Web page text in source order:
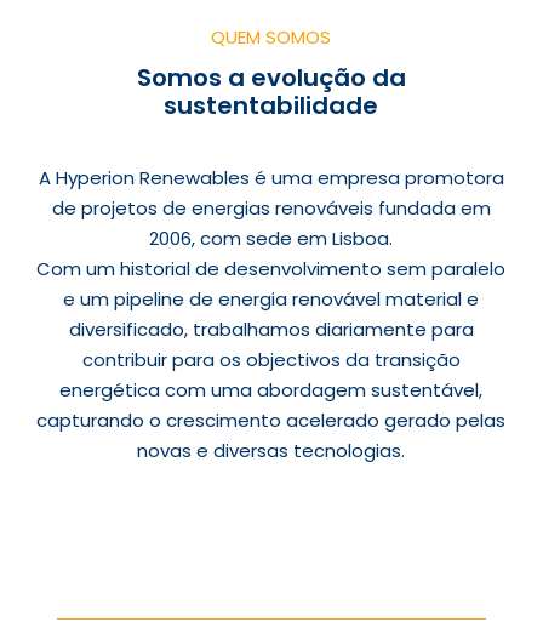
QUEM SOMOS
Somos a evolução da
sustentabilidade
A Hyperion Renewables é uma empresa promotora
de projetos de energias renováveis fundada em
2006, com sede em Lisboa.
Com um historial de desenvolvimento sem paralelo
e um pipeline de energia renovável material e
diversificado, trabalhamos diariamente para
contribuir para os objectivos da transição
energética com uma abordagem sustentável,
capturando o crescimento acelerado gerado pelas
novas e diversas tecnologias.